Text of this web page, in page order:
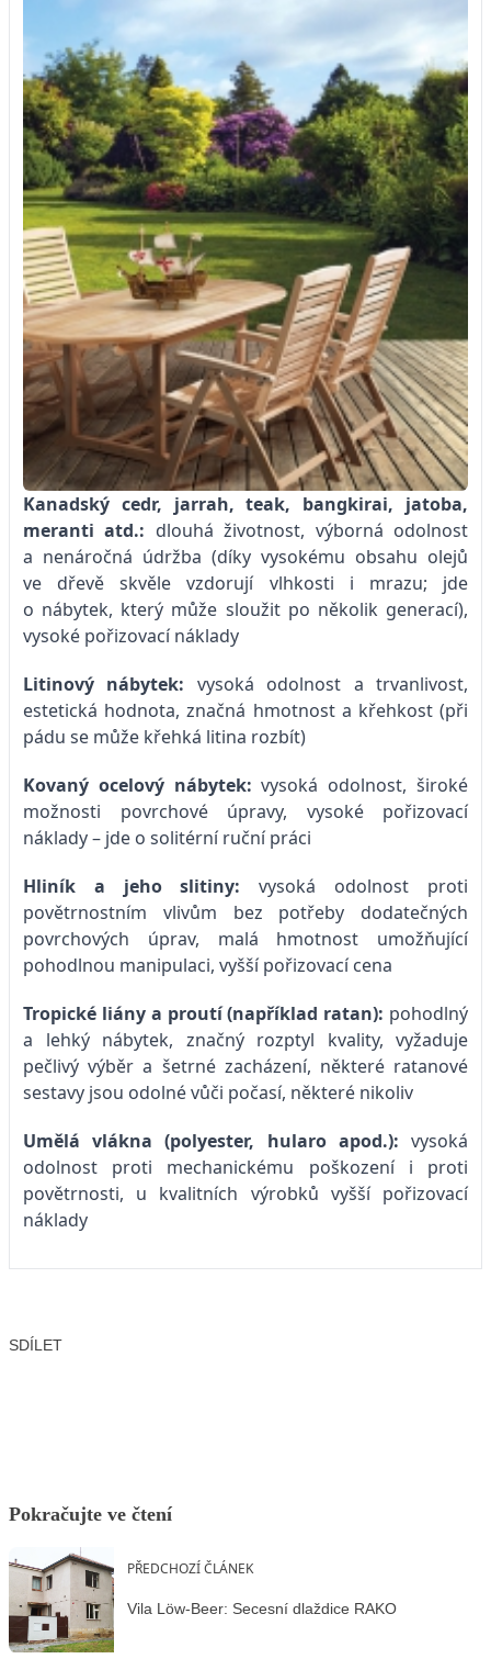
Kanadský cedr, jarrah, teak, bangkirai, jatoba,
meranti atd.: dlouhá životnost, výborná odolnost
a nenáročná údržba (díky vysokému obsahu olejů
ve dřevě skvěle vzdorují vlhkosti i mrazu; jde
o nábytek, který může sloužit po několik generací),
vysoké pořizovací náklady
Litinový nábytek: vysoká odolnost a trvanlivost,
estetická hodnota, značná hmotnost a křehkost (při
pádu se může křehká litina rozbít)
Kovaný ocelový nábytek: vysoká odolnost, široké
možnosti povrchové úpravy, vysoké pořizovací
náklady – jde o solitérní ruční práci
Hliník a jeho slitiny: vysoká odolnost proti
povětrnostním vlivům bez potřeby dodatečných
povrchových úprav, malá hmotnost umožňující
pohodlnou manipulaci, vyšší pořizovací cena
Tropické liány a proutí (například ratan): pohodlný
a lehký nábytek, značný rozptyl kvality, vyžaduje
pečlivý výběr a šetrné zacházení, některé ratanové
sestavy jsou odolné vůči počasí, některé nikoliv
Umělá vlákna (polyester, hularo apod.): vysoká
odolnost proti mechanickému poškození i proti
povětrnosti, u kvalitních výrobků vyšší pořizovací
náklady
SDÍLET
Pokračujte ve čtení
PŘEDCHOZÍ ČLÁNEK
Vila Löw-Beer: Secesní dlaždice RAKO